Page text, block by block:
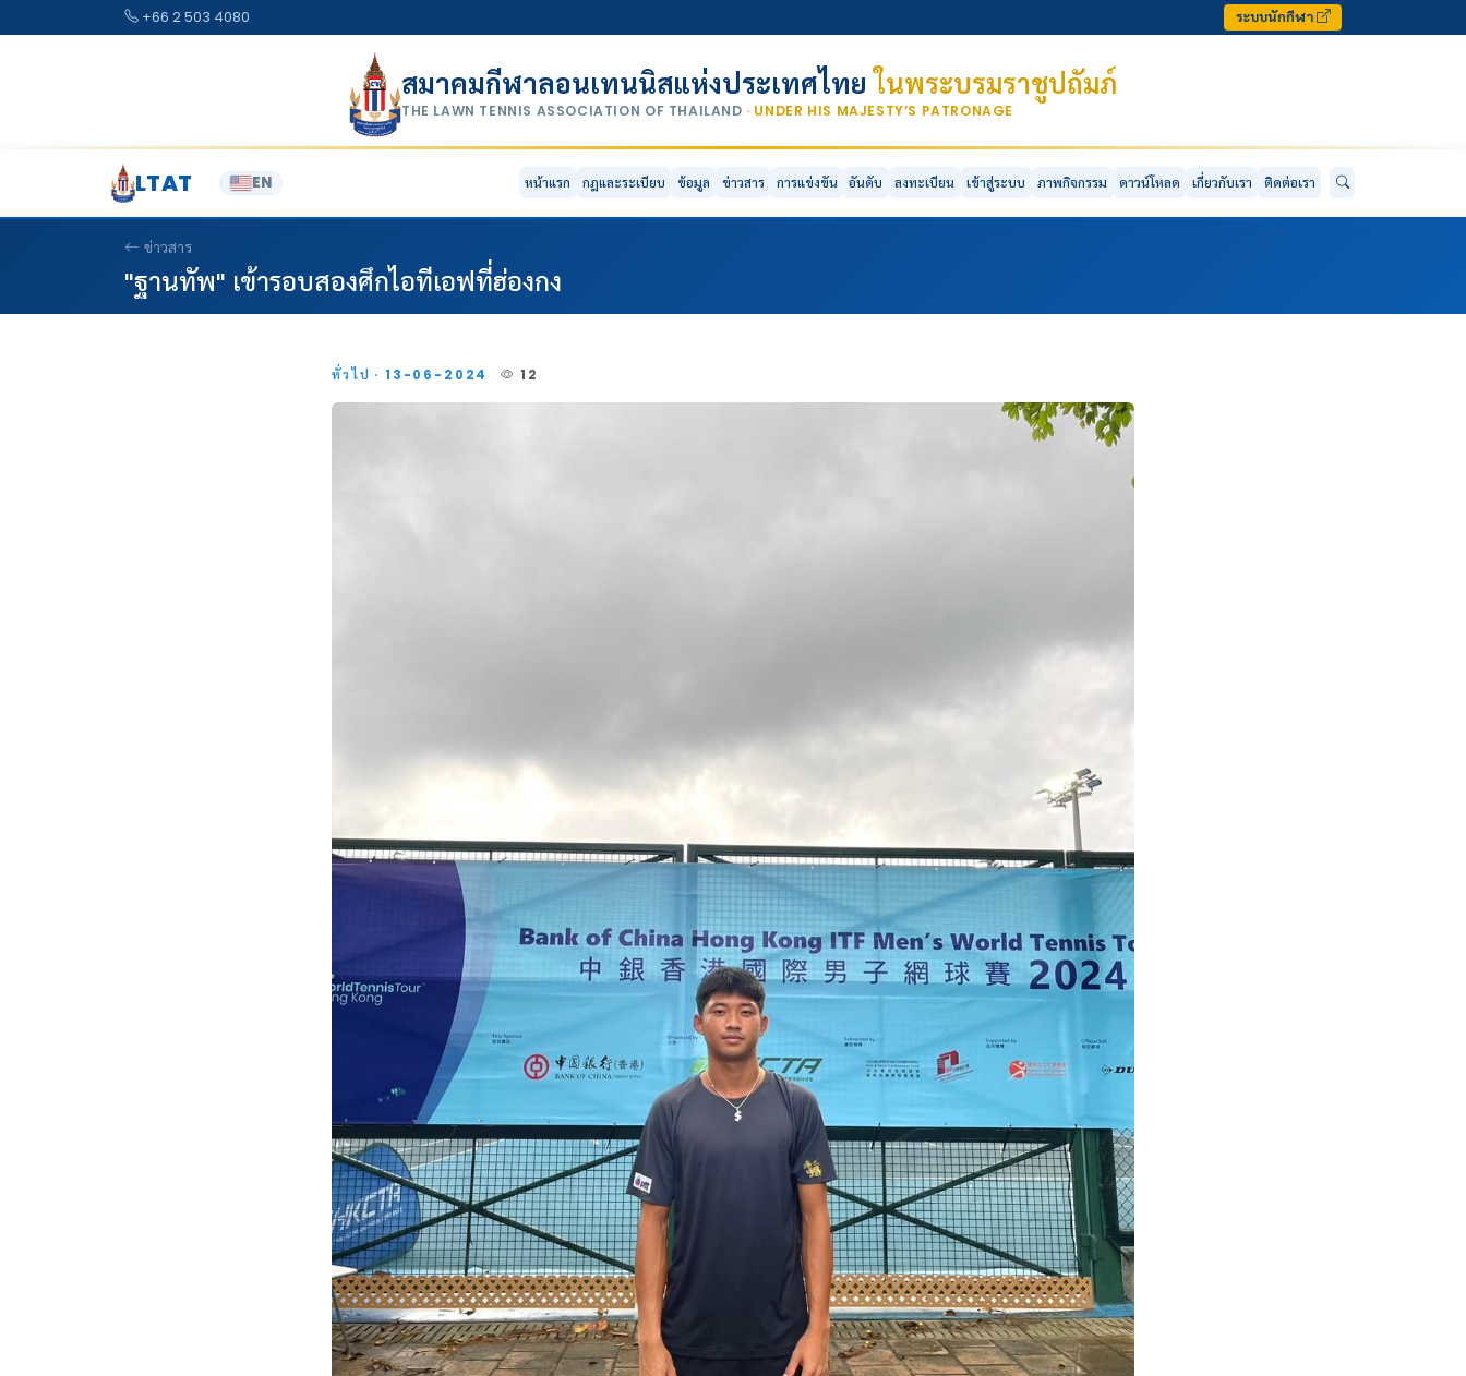
+66 2 503 4080 ระบบนักกีฬา
สมาคมกีฬาลอนเทนนิสแห่งประเทศไทยในพระบรมราชูปถัมภ์
THE LAWN TENNIS ASSOCIATION OF THAILAND · UNDER HIS MAJESTY’S PATRONAGE
LTAT EN หน้าแรก กฎและระเบียบ ข้อมูล ข่าวสาร การแข่งขัน อันดับ ลงทะเบียน เข้าสู่ระบบ ภาพกิจกรรม ดาวน์โหลด เกี่ยวกับเรา ติดต่อเรา
ข่าวสาร
"ฐานทัพ" เข้ารอบสองศึกไอทีเอฟที่ฮ่องกง
ทั่วไป · 13-06-2024 12